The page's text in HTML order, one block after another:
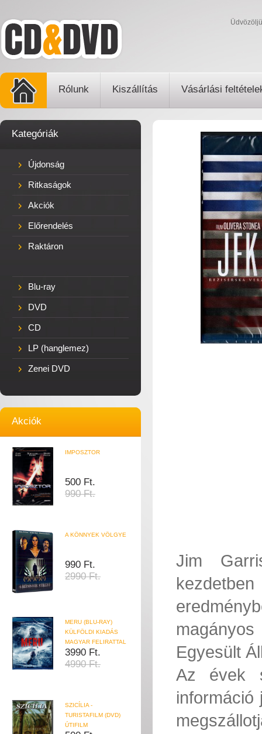
Rólunk Kiszállítás Vásárlási
Kategóriák
Újdonság
Ritkaságok
Akciók
Előrendelés
Raktáron
Blu-ray
DVD
CD
LP (hanglemez)
Zenei DVD
Akciók
IMPOSZTOR
500 Ft.
990 Ft.
A KÖNNYEK VÖLGYE
990 Ft.
2990 Ft.
MERU (BLU-RAY)
KÜLFÖLDI KIADÁS
MAGYAR FELIRATTAL
3990 Ft.
4990 Ft.
SZICÍLIA -
TURISTAFILM (DVD)
ÚTIFILM
Jim
Egyesült
Az évek
információ